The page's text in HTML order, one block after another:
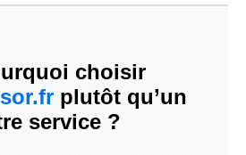
choisir
plutôt qu’un
service ?